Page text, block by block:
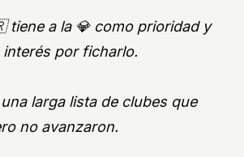
tiene a la 💎 como prioridad y
por ficharlo.
larga lista de clubes que
no avanzaron.